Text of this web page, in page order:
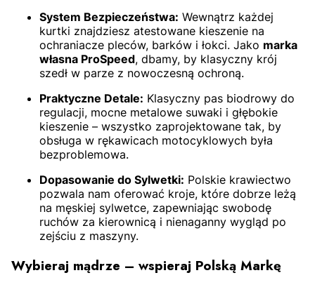
System Bezpieczeństwa: Wewnątrz każdej
kurtki znajdziesz atestowane kieszenie na
ochraniacze pleców, barków i łokci. Jako marka
własna ProSpeed, dbamy, by klasyczny krój
szedł w parze z nowoczesną ochroną.
Praktyczne Detale: Klasyczny pas biodrowy do
regulacji, mocne metalowe suwaki i głębokie
kieszenie – wszystko zaprojektowane tak, by
obsługa w rękawicach motocyklowych była
bezproblemowa.
Dopasowanie do Sylwetki: Polskie krawiectwo
pozwala nam oferować kroje, które dobrze leżą
na męskiej sylwetce, zapewniając swobodę
ruchów za kierownicą i nienaganny wygląd po
zejściu z maszyny.
Wybieraj mądrze – wspieraj Polską Markę